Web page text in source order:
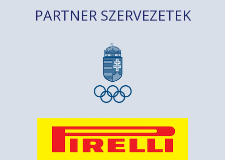
PARTNER SZERVEZETEK